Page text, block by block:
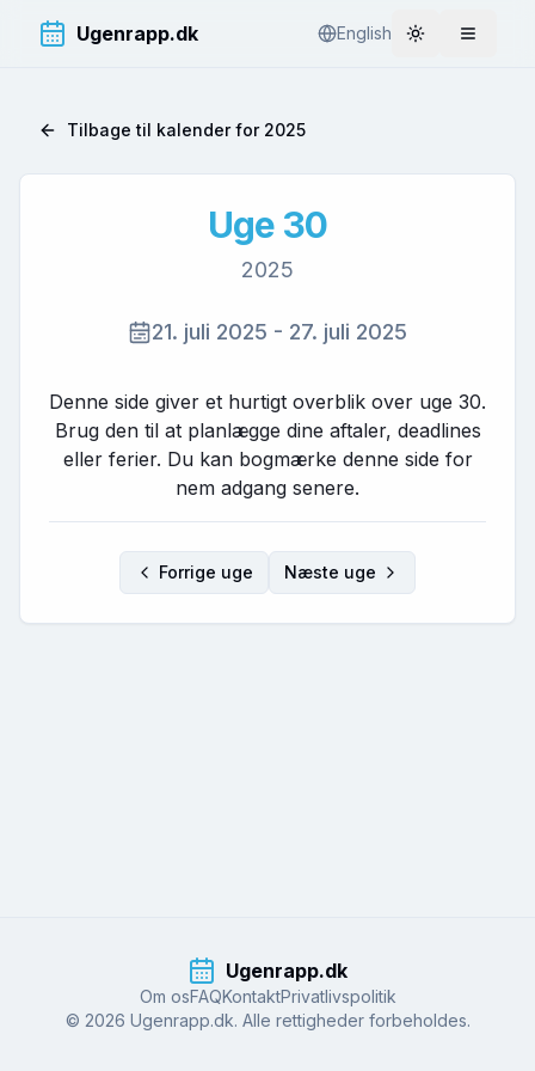
Ugenrapp.dk English Toggle theme
Åbn
Tilbage til kalender for 2025
Uge 30
2025
21. juli 2025 - 27. juli 2025
Denne side giver et hurtigt overblik over uge 30.
Brug den til at planlægge dine aftaler, deadlines
eller ferier. Du kan bogmærke denne side for
nem adgang senere.
Forrige uge Næste uge
Ugenrapp.dk
Om osFAQKontaktPrivatlivspolitik
© 2026 Ugenrapp.dk. Alle rettigheder forbeholdes.